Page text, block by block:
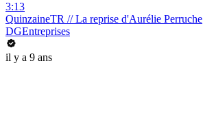
3:13
QuinzaineTR // La reprise d'Aurélie Perruche
DGEntreprises
il y a 9 ans